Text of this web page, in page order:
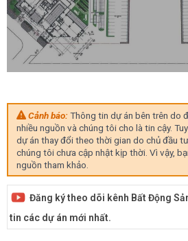
Cảnh báo:Thông tin dự án bên trên do
nhiều nguồn và chúng tôi cho là tin cậy.
dự án thay đổi theo thời gian do chủ đầu
chúng tôi chưa cập nhật kịp thời. Vì vậy,
nguồn tham khảo.
Đăng ký theo dõi kênh Bất Động
tin các dự án mới nhất.